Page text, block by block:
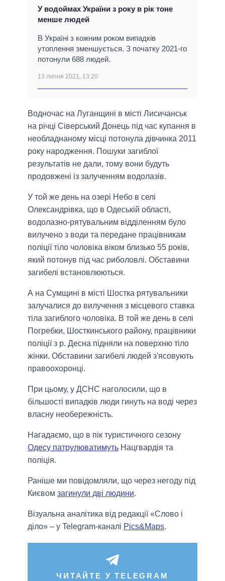
У водоймах України з року в рік тоне
менше людей
В Україні з кожним роком випадків
утоплення зменшується. З початку 2021-го
потонули 688 людей.
13 липня 2021, 13:20
Водночас на Луганщині в місті Лисичанськ
на річці Сіверський Донець під час купання в
необладнаному місці потонула дівчинка 2011
року народження. Пошуки загиблої
результатів не дали, тому вони будуть
продовжені із залученням водолазів.
У той же день на озері Небо в селі
Олександрівка, що в Одеській області,
водолазно-рятувальним відділенням було
вилучено з води та передане працівникам
поліції тіло чоловіка віком близько 55 років,
який потонув під час риболовлі. Обставини
загибелі встановлюються.
А на Сумщині в місті Шостка рятувальники
залучалися до вилучення з місцевого ставка
тіла загиблого чоловіка. В той же день в селі
Погребки, Шосткинського району, працівники
поліції з р. Десна підняли на поверхню тіло
жінки. Обставини загибелі людей з'ясовують
правоохоронці.
При цьому, у ДСНС наголосили, що в
більшості випадків люди гинуть на воді через
власну необережність.
Нагадаємо, що в пік туристичного сезону
Одесу патрулюватимуть Нацгвардія та
поліція.
Раніше ми повідомляли, що через негоду під
Києвом загинули дві людини.
Візуальна аналітика від редакції «Слово і
діло» – у Telegram-каналі Pics&Maps.
ЧИТАЙТЕ У TELEGRAM